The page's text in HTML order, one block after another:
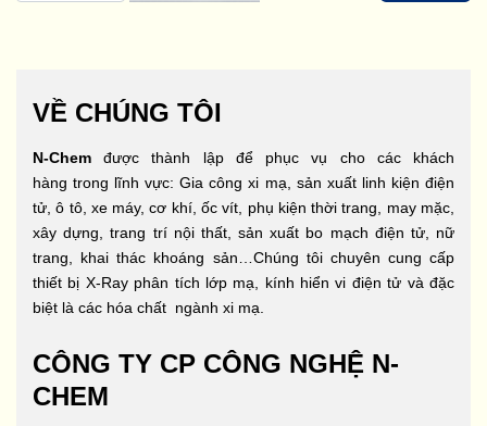
VỀ CHÚNG TÔI
N-Chemđược thành lập để phục vụ cho các khách
hàng trong lĩnh vực: Gia công xi mạ, sản xuất linh kiện điện
tử, ô tô, xe máy, cơ khí, ốc vít, phụ kiện thời trang, may mặc,
xây dựng, trang trí nội thất, sản xuất bo mạch điện tử, nữ
trang, khai thác khoáng sản…Chúng tôi chuyên cung cấp
thiết bị X-Ray phân tích lớp mạ, kính hiển vi điện tử và đặc
biệt là các hóa chất ngành xi mạ.
CÔNG TY CP CÔNG NGHỆ N-
CHEM